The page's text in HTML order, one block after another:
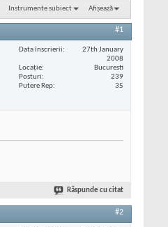
Instrumente subiect Afișează
#1
Data înscrierii
27th January
2008
Locaţie
Bucuresti
Posturi
239
Putere Rep
35
Răspunde cu citat
#2